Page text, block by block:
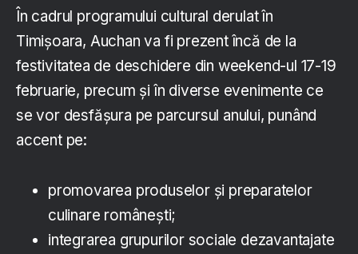
În cadrul programului cultural derulat în
Timișoara, Auchan va fi prezent încă de la
festivitatea de deschidere din weekend-ul 17-19
februarie, precum și în diverse evenimente ce
se vor desfășura pe parcursul anului, punând
accent pe:
promovarea produselor și preparatelor
culinare românești;
integrarea grupurilor sociale dezavantajate